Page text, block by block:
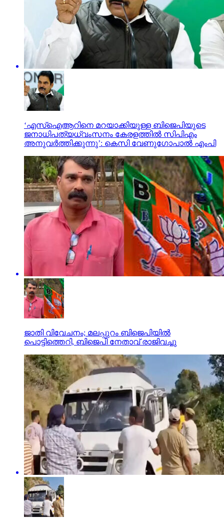
‘എസ്‌ഐആറിനെ മറയാക്കിയുള്ള ബിജെപിയുടെ
ജനാധിപത്യധ്വംസനം കേരളത്തില്‍ സിപിഎം
അനുവര്‍ത്തിക്കുന്നു’: കെസി വേണുഗോപാല്‍ എംപി
ജാതി വിവേചനം; മലപ്പുറം ബിജെപിയില്‍
പൊട്ടിത്തെറി, ബിജെപി നേതാവ് രാജിവച്ചു